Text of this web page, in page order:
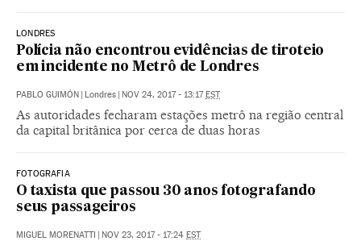
LONDRES
Polícia não encontrou evidências de tiroteio
em incidente no Metrô de Londres
PABLO GUIMÓN | Londres | NOV 24, 2017 - 13:17EST
As autoridades fecharam estações metrô na região central
da capital britânica por cerca de duas horas
FOTOGRAFIA
O taxista que passou 30 anos fotografando
seus passageiros
MIGUEL MORENATTI | NOV 23, 2017 - 17:24 EST